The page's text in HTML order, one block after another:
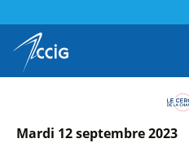
mardi 12 septembre 2023